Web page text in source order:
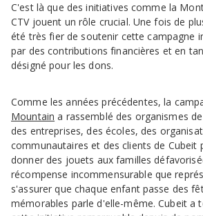
C'est là que des initiatives comme la
CTV jouent un rôle crucial. Une fois de
été très fier de soutenir cette campagne
par des contributions financières et en
désigné pour les dons.
Comme les années précédentes, la
Mountain a rassemblé des organismes
des entreprises, des écoles, des
communautaires et des clients de Cubeit
donner des jouets aux familles
récompense incommensurable que
s'assurer que chaque enfant passe des
mémorables parle d'elle-même. Cubeit a